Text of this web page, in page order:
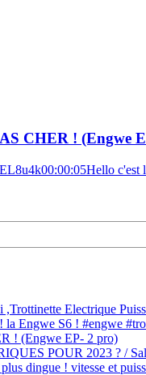
CHER ! (Engwe
Electrique
Engwe S6 ! #engwe
! (Engwe EP- 2 pro)
POUR 2023 ? /
dingue ! vitesse et